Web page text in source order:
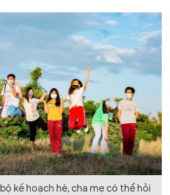
kế hoạch hè, cha mẹ có thể hỏi